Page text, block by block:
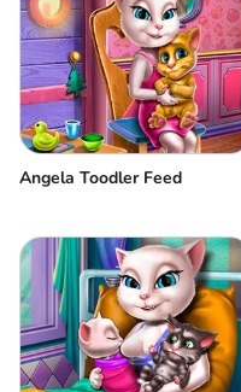
Angela Toodler Feed